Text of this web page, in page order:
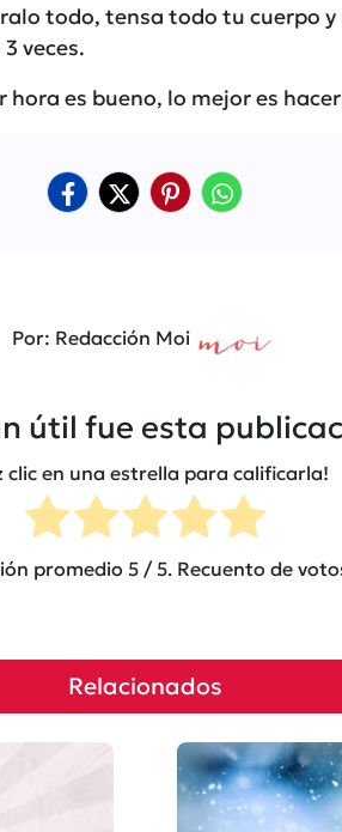
todo, tensa todo tu cuerpo y
veces.
es bueno, lo mejor es
Por: Redacción Moi
útil fue esta
clic en una estrella para calificarla!
promedio 5/ 5. Recuento de
Relacionados